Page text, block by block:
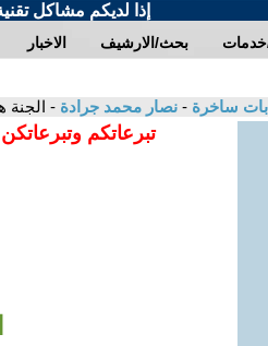
إذا لديكم مشاكل
الاخبار بحث/الارشيف خدمات
ساخرة - نصار محمد جرادة - الجنة
تبرعاتكم